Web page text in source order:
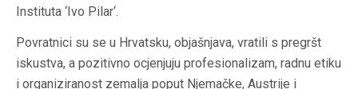
Instituta ‘Ivo Pilar‘.
Povratnici su se u Hrvatsku, objašnjava, vratili s pregršt
iskustva, a pozitivno ocjenjuju profesionalizam, radnu etiku
i organiziranost zemalja poput Njemačke, Austrije i